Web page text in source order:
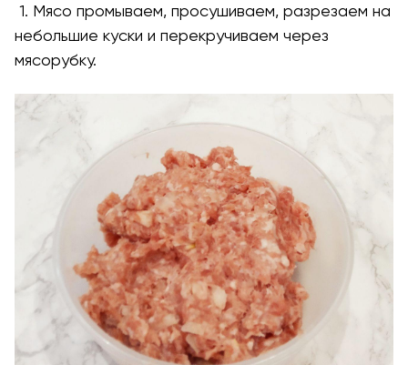
1. Мясо промываем, просушиваем, разрезаем на
небольшие куски и перекручиваем через
мясорубку.